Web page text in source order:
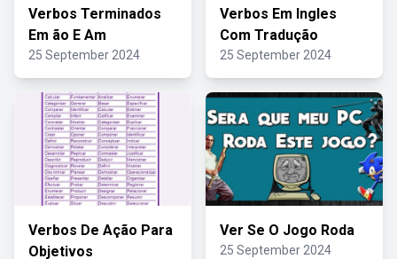
Verbos Terminados
Em ão E Am
25 September 2024
Verbos Em Ingles
Com Tradução
25 September 2024
Verbos De Ação Para
Objetivos
Ver Se O Jogo Roda
25 September 2024